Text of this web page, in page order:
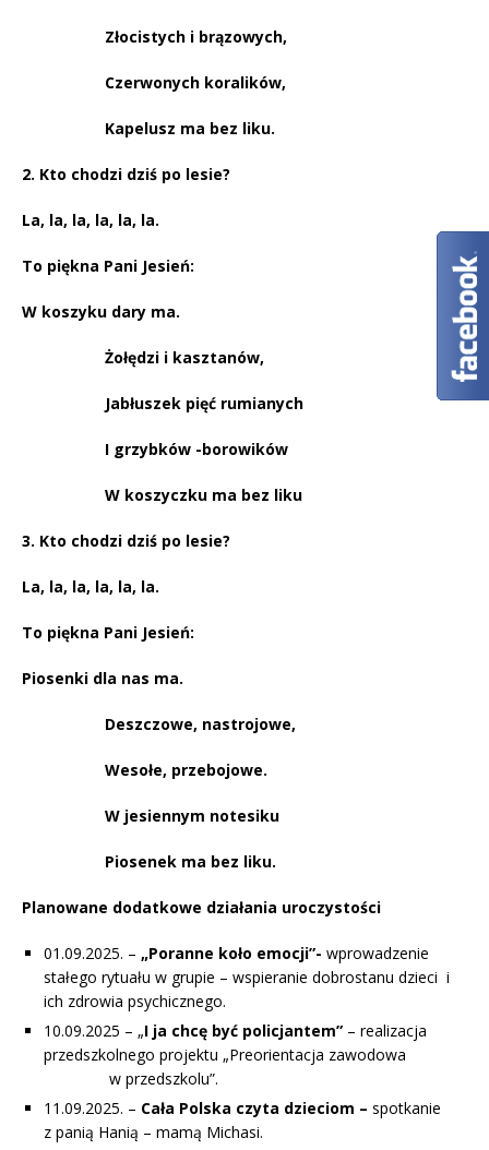
Złocistych i brązowych,
Czerwonych koralików,
Kapelusz ma bez liku.
2. Kto chodzi dziś po lesie?
La, la, la, la, la, la.
To piękna Pani Jesień:
W koszyku dary ma.
Żołędzi i kasztanów,
Jabłuszek pięć rumianych
I grzybków -borowików
W koszyczku ma bez liku
3. Kto chodzi dziś po lesie?
La, la, la, la, la, la.
To piękna Pani Jesień:
Piosenki dla nas ma.
Deszczowe, nastrojowe,
Wesołe, przebojowe.
W jesiennym notesiku
Piosenek ma bez liku.
Planowane dodatkowe działania uroczystości
01.09.2025. – „Poranne koło emocji”- wprowadzenie
stałego rytuału w grupie – wspieranie dobrostanu dzieci i
ich zdrowia psychicznego.
10.09.2025 – „I ja chcę być policjantem” – realizacja
przedszkolnego projektu „Preorientacja zawodowa
w przedszkolu”.
11.09.2025. – Cała Polska czyta dzieciom – spotkanie
z panią Hanią – mamą Michasi.